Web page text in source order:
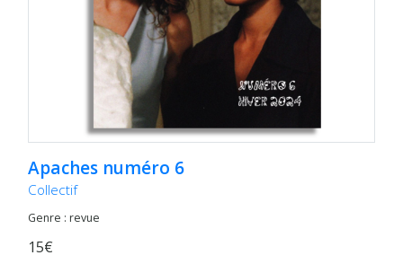
Apaches numéro 6
Collectif
Genre : revue
15€